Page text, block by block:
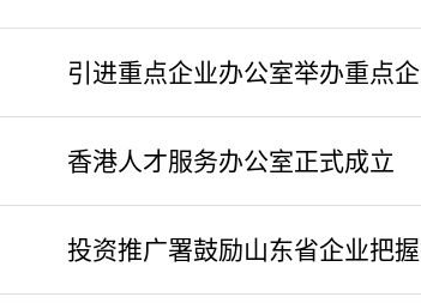
引进重点企业办公室举办重点
香港人才服务办公室正式成立
投资推广署鼓励山东省企业把